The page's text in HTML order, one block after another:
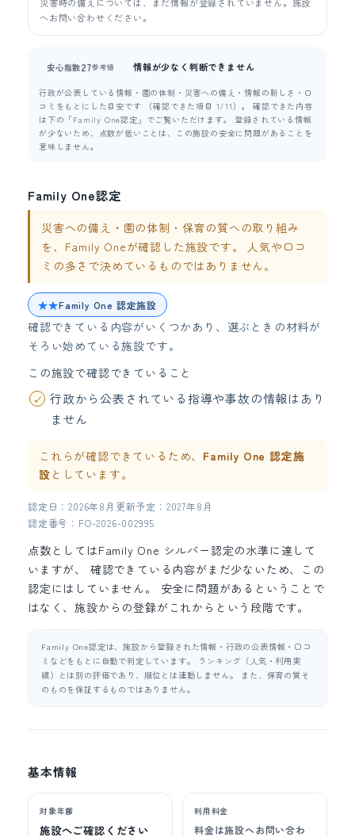
へお問い合わせください。
安心指数27参考値 情報が少なく判断できません
行政が公表している情報・園の体制・災害への備え・情報の新しさ・口
コミをもとにした目安です （確認できた項目 1/11）。 確認できた内容
は下の「Family One認定」でご覧いただけます。 登録されている情報
が少ないため、点数が低いことは、この施設の安全に問題があることを
意味しません。
Family One認定
災害への備え・園の体制・保育の質への取り組み
を、Family Oneが確認した施設です。 人気や口コ
ミの多さで決めているものではありません。
★★Family One 認定施設
確認できている内容がいくつかあり、選ぶときの材料が
そろい始めている施設です。
この施設で確認できていること
行政から公表されている指導や事故の情報はあり
ません
これらが確認できているため、 Family One 認定施
設 としています。
認定日：2026年8月 更新予定：2027年8月
認定番号：FO-2026-002995
点数としてはFamily One シルバー認定の水準に達して
いますが、 確認できている内容がまだ少ないため、この
認定にはしていません。 安全に問題があるということで
はなく、施設からの登録がこれからという段階です。
Family One認定は、施設から登録された情報・行政の公表情報・口コ
ミなどをもとに自動で判定しています。 ランキング（人気・利用実
績）とは別の評価であり、順位とは連動しません。 また、保育の質そ
のものを保証するものではありません。
基本情報
対象年齢
施設へご確認ください
利用料金
料金は施設へお問い合わ